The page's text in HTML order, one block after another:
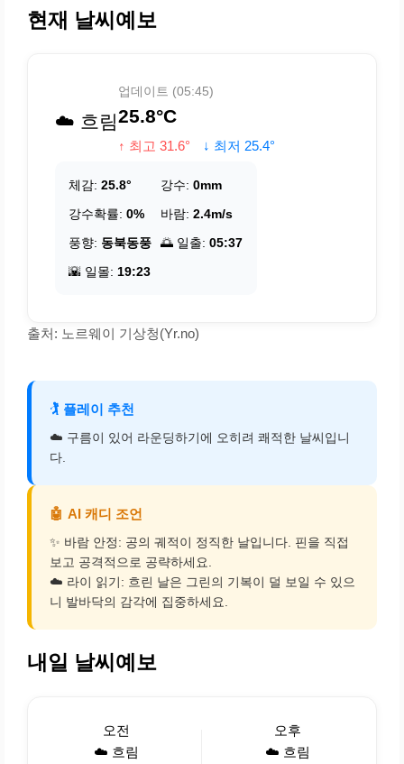
현재 날씨예보
☁️ 흐림
업데이트 (05:45)
25.8°C
↑ 최고 31.6° ↓ 최저 25.4°
체감: 25.8° 강수: 0mm
강수확률: 0% 바람: 2.4m/s
풍향: 동북동풍 🌅 일출: 05:37
🌇 일몰: 19:23
출처: 노르웨이 기상청(Yr.no)
🏌️ 플레이 추천
☁️ 구름이 있어 라운딩하기에 오히려 쾌적한 날씨입니
다.
🤖 AI 캐디 조언
✨ 바람 안정: 공의 궤적이 정직한 날입니다. 핀을 직접
보고 공격적으로 공략하세요.
☁️ 라이 읽기: 흐린 날은 그린의 기복이 덜 보일 수 있으
니 발바닥의 감각에 집중하세요.
내일 날씨예보
오전
☁️ 흐림
오후
☁️ 흐림